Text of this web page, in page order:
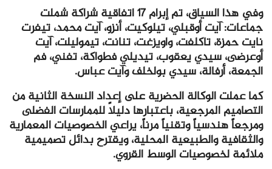
وفي هذا السياق، تم إبرام 17 اتفاقية شراكة شملت
جماعات: آيت أوقبلي، تيلوكيت، أنزو، آيت محمد، تيفرت
نايت حمزة، تاكلفت، واويزغت، تنانت، تيموليلت، آيت
أوعرضى، سيدي يعقوب، تيديلي فطواكة، تفني، فم
الجمعة، أرفالة، سيدي بولخلف وآيت عباس.
كما عملت الوكالة الحضرية على إعداد النسخة الثانية من
التصاميم المرجعية، باعتبارها دليلاً للممارسات الفضلى
ومرجعاً هندسياً وتقنياً مرناً، يراعي الخصوصيات المعمارية
والثقافية والطبيعية المحلية، ويقترح بدائل تصميمية
ملائمة لخصوصيات الوسط القروي.